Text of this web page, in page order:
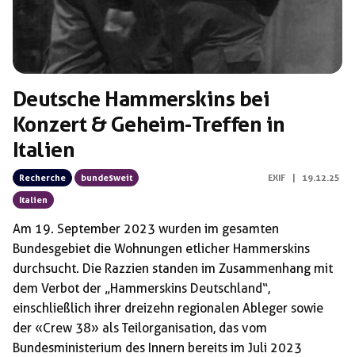
Deutsche Hammerskins bei
Konzert & Geheim-Treffen in
Italien
Recherche
bundesweit
Italien
EXIF 19.12.25
Am 19. September 2023 wurden im gesamten
Bundesgebiet die Wohnungen etlicher Hammerskins
durchsucht. Die Razzien standen im Zusammenhang mit
dem Verbot der „Hammerskins Deutschland“,
einschließlich ihrer dreizehn regionalen Ableger sowie
der «Crew 38» als Teilorganisation, das vom
Bundesministerium des Innern bereits im Juli 2023